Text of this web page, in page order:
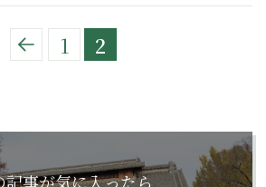
1 2
記事が気に入ったら